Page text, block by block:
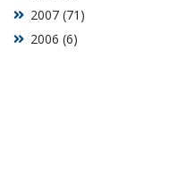
2006 (6)
2007 (71)